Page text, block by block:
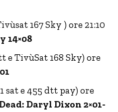
167 Sky ) ore 21:10
14×08
e TivùSat 168 Sky) ore
sat e 455 dtt pay) ore
Daryl Dixon 2×01-